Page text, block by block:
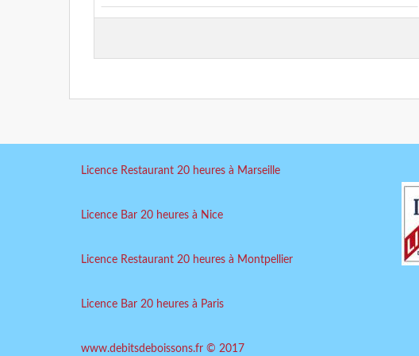
Licence Restaurant 20 heures à Marseille
Licence Bar 20 heures à Nice
Licence Restaurant 20 heures à Montpellier
Licence Bar 20 heures à Paris
www.debitsdeboissons.fr © 2017